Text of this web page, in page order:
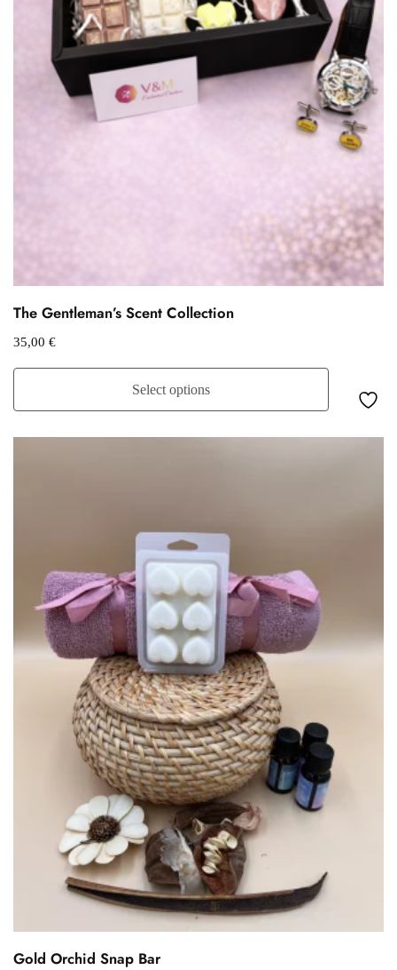
The Gentleman’s Scent Collection
35,00 €
Select options
Gold Orchid Snap Bar